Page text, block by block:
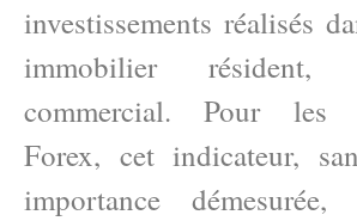
investissements réalisés
immobilier
commercial. Pour les
Forex, cet indicateur,
importance